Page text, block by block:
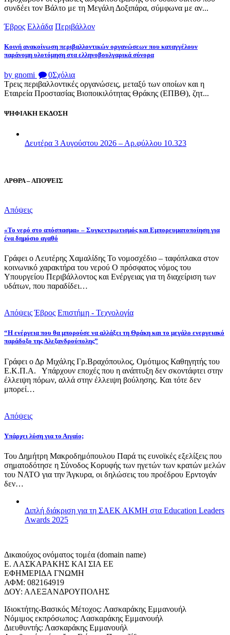
συνδέει τον Βάλτο με τη Μεγάλη Δοξιπάρα, σύμφωνα με αν...
Έβρος Ελλάδα Περιβάλλον
Κοινή ανακοίνωση περιβαλλοντικών οργανώσεων που καταγγέλουν
παράνομη υλοτόμηση στα ελληνοβουλγαρικά σύνορα
by gnomi 0Σχόλια
Τρεις περιβαλλοντικές οργανώσεις, μεταξύ των οποίων και η
Εταιρεία Προστασίας Βιοποικιλότητας Θράκης (ΕΠΒΘ), ζητ...
ΨΗΦΙΑΚΗ ΕΚΔΟΣΗ
Δευτέρα 3 Αυγούστου 2026 – Αρ.φύλλου 10.323
ΑΡΘΡΑ – ΑΠΟΨΕΙΣ
Απόψεις
«Το νερό στο απόσπασμα» – Συγκεντρωτισμός και Εμπορευματοποίηση για
ένα δημόσιο αγαθό
Γράφει ο Λευτέρης Χαμαλίδης Το νομοσχέδιο – ταφόπλακα στον
κοινωνικό χαρακτήρα του νερού Ο πρόσφατος νόμος του
Υπουργείου Περιβάλλοντος και Ενέργειας για τη διαχείριση των
υδάτων, που παραδίδει…
Απόψεις Έβρος Επιστήμη - Τεχνολογία
“Η ενέργεια που θα μπορούσε να αλλάξει τη Θράκη και το μεγάλο ενεργειακό
παράδοξο της Αλεξανδρούπολης”
Γράφει ο Δρ Μιχάλης Γρ.Βραχόπουλος, Ομότιμος Καθηγητής του
Ε.Κ.Π.Α. Υπάρχουν εποχές που η ανάπτυξη δεν σκοντάφτει στην
έλλειψη πόρων, αλλά στην έλλειψη βούλησης. Και τότε δεν
μπορεί…
Απόψεις
Υπάρχει λύση για το Αιγαίο;
Του Δημήτρη Μακροδημόπουλου Παρά τις ευνοϊκές εξελίξεις που
σηματοδότησε η Σύνοδος Κορυφής των ηγετών των κρατών μελών
του ΝΑΤΟ για την Άγκυρα, οι δηλώσεις του προέδρου Ερντογάν
δεν…
Διπλή διάκριση για τη ΣΑΕΚ ΑΚΜΗ στα Education Leaders
Awards 2025
Δικαιούχος ονόματος τομέα (domain name)
Ε. ΛΑΣΚΑΡΑΚΗΣ ΚΑΙ ΣΙΑ ΕΕ
ΕΦΗΜΕΡΙΔΑ ΓΝΩΜΗ
ΑΦΜ: 082164919
ΔΟΥ: ΑΛΕΞΑΝΔΡΟΥΠΟΛΗΣ
Ιδιοκτήτης-Βασικός Μέτοχος: Λασκαράκης Εμμανουήλ
Νόμιμος εκπρόσωπος: Λασκαράκης Εμμανουήλ
Διευθυντής: Λασκαράκης Εμμανουήλ